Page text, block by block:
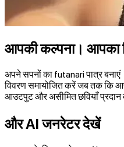
आपकी कल्पना। आपका
अपने सपनों का futanari पात्र
विवरण समायोजित करें जब तक कि
आउटपुट और असीमित छवियाँ प्रदान
और AI जनरेटर देखें